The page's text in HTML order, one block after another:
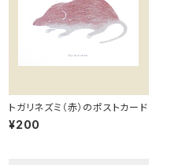
トガリネズミ（赤）のポストカード
¥200